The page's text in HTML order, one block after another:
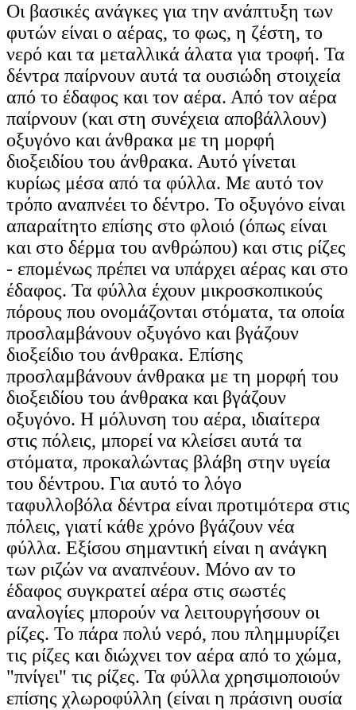
Οι βασικές ανάγκες για την ανάπτυξη των
φυτών είναι ο αέρας, το φως, η ζέστη, το
νερό και τα μεταλλικά άλατα για τροφή. Τα
δέντρα παίρνουν αυτά τα ουσιώδη στοιχεία
από το έδαφος και τον αέρα. Από τον αέρα
παίρνουν (και στη συνέχεια αποβάλλουν)
οξυγόνο και άνθρακα με τη μορφή
διοξειδίου του άνθρακα. Αυτό γίνεται
κυρίως μέσα από τα φύλλα. Με αυτό τον
τρόπο αναπνέει το δέντρο. Το οξυγόνο είναι
απαραίτητο επίσης στο φλοιό (όπως είναι
και στο δέρμα του ανθρώπου) και στις ρίζες
- επομένως πρέπει να υπάρχει αέρας και στο
έδαφος. Τα φύλλα έχουν μικροσκοπικούς
πόρους που ονομάζονται στόματα, τα οποία
προσλαμβάνουν οξυγόνο και βγάζουν
διοξείδιο του άνθρακα. Επίσης
προσλαμβάνουν άνθρακα με τη μορφή του
διοξειδίου του άνθρακα και βγάζουν
οξυγόνο. Η μόλυνση του αέρα, ιδιαίτερα
στις πόλεις, μπορεί να κλείσει αυτά τα
στόματα, προκαλώντας βλάβη στην υγεία
του δέντρου. Για αυτό το λόγο
ταφυλλοβόλα δέντρα είναι προτιμότερα στις
πόλεις, γιατί κάθε χρόνο βγάζουν νέα
φύλλα. Εξίσου σημαντική είναι η ανάγκη
των ριζών να αναπνέουν. Μόνο αν το
έδαφος συγκρατεί αέρα στις σωστές
αναλογίες μπορούν να λειτουργήσουν οι
ρίζες. Το πάρα πολύ νερό, που πλημμυρίζει
τις ρίζες και διώχνει τον αέρα από το χώμα,
"πνίγει" τις ρίζες. Τα φύλλα χρησιμοποιούν
επίσης χλωροφύλλη (είναι η πράσινη ουσία